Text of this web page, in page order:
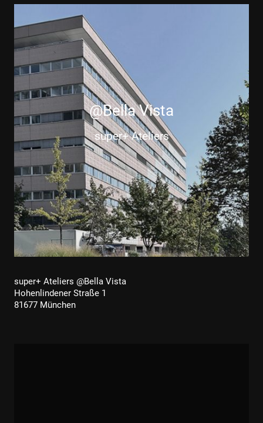
@Bella Vista
super+ Ateliers
super+ Ateliers @Bella Vista
Hohenlindener Straße 1
81677 München